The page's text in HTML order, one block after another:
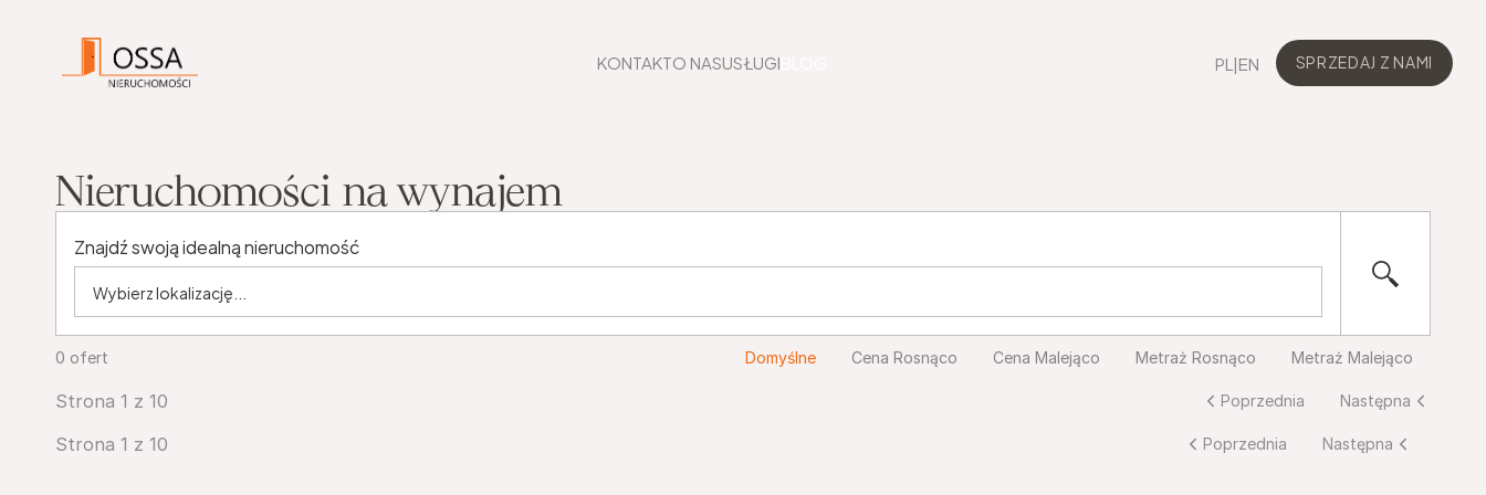
KONTAKTO NASUSŁUGI PL |EN SPRZEDAJ Z NAMI
Nieruchomości na wynajem
Znajdź swoją idealną nieruchomość
0 ofert Domyślne Cena Rosnąco Cena Malejąco Metraż Rosnąco Metraż Malejąco
Strona 1 z 10 Poprzednia Następna
Strona 1 z 10 Poprzednia Następna